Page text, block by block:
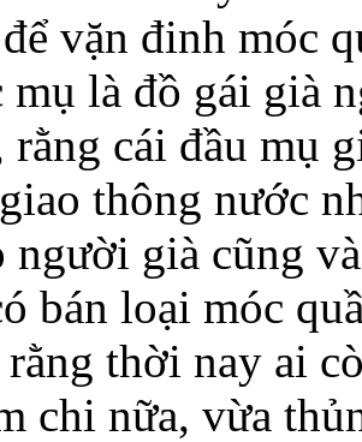
vặn đinh móc
mụ là đồ gái già
cái đầu mụ
thông nước
người già cũng
bán loại móc
thời nay ai
chi nữa, vừa